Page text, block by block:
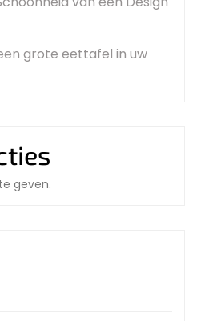
grote eettafel in uw
geven.